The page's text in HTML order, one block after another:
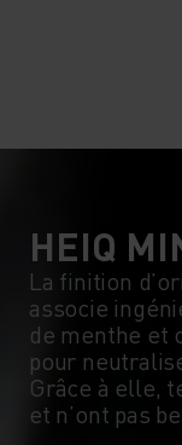
HEIQ
La finition
associe
de menthe et
pour
Grâce à elle,
et n’ont pas